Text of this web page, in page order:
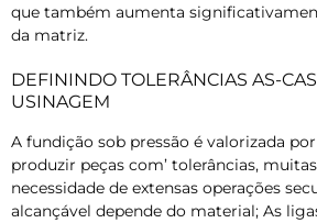
que também aumenta
da matriz.
DEFININDO TOLERÂNCIAS AS-
USINAGEM
A fundição sob pressão é valorizada
produzir peças com’ tolerâncias,
necessidade de extensas operações
alcançável depende do material; As